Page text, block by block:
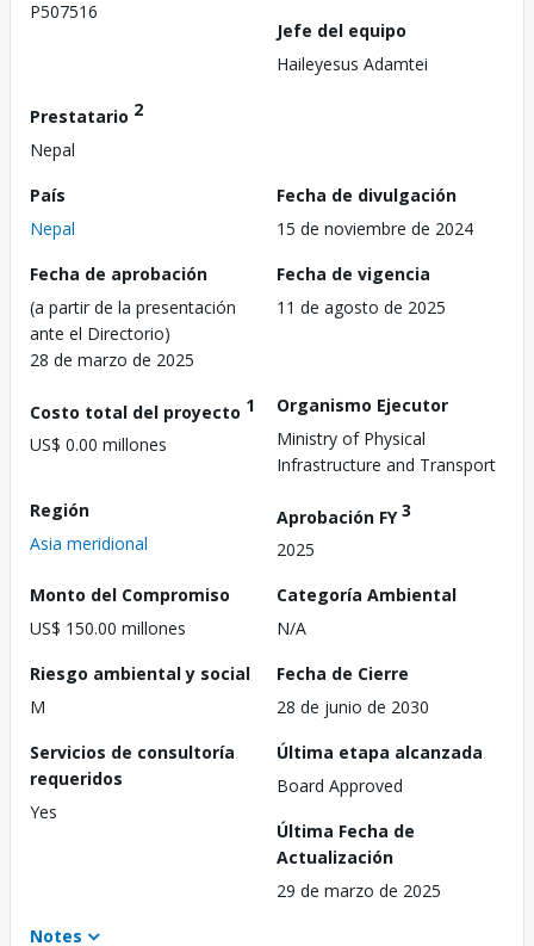
P507516
Jefe del equipo
Haileyesus Adamtei
Prestatario 2
Nepal
País
Nepal
Fecha de divulgación
15 de noviembre de 2024
Fecha de aprobación
(a partir de la presentación
ante el Directorio)
28 de marzo de 2025
Fecha de vigencia
11 de agosto de 2025
Costo total del proyecto 1
US$ 0.00 millones
Organismo Ejecutor
Ministry of Physical
Infrastructure and Transport
Región
Asia meridional
Aprobación FY3
2025
Monto del Compromiso
US$ 150.00 millones
Categoría Ambiental
N/A
Riesgo ambiental y social
M
Fecha de Cierre
28 de junio de 2030
Servicios de consultoría
requeridos
Yes
Última etapa alcanzada
Board Approved
Última Fecha de
Actualización
29 de marzo de 2025
Notes